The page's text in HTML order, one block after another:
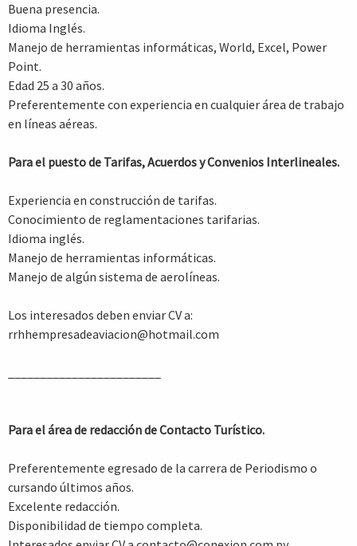
Buena presencia.
Idioma Inglés.
Manejo de herramientas informáticas, World, Excel, Power
Point.
Edad 25 a 30 años.
Preferentemente con experiencia en cualquier área de trabajo
en líneas aéreas.
Para el puesto de Tarifas, Acuerdos y Convenios Interlineales.
Experiencia en construcción de tarifas.
Conocimiento de reglamentaciones tarifarias.
Idioma inglés.
Manejo de herramientas informáticas.
Manejo de algún sistema de aerolíneas.
Los interesados deben enviar CV a:
rrhhempresadeaviacion@hotmail.com
Para el área de redacción de Contacto Turístico.
Preferentemente egresado de la carrera de Periodismo o
cursando últimos años.
Excelente redacción.
Disponibilidad de tiempo completa.